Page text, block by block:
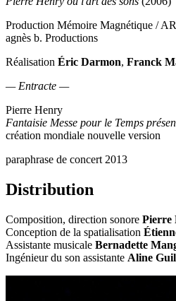
Production Mémoire Magnétique /
agnès b. Productions
Réalisation Éric Darmon, Franck
— Entracte —
Pierre Henry
Fantaisie Messe pour le Temps
création mondiale nouvelle version
paraphrase de concert 2013
Distribution
Composition, direction sonore Pierre
Conception de la spatialisation
Assistante musicale Bernadette
Ingénieur du son assistante Aline